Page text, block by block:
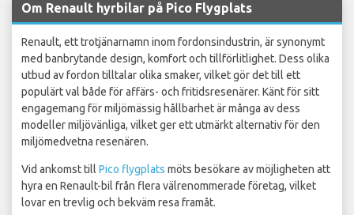
Om Renault hyrbilar på Pico Flygplats
Renault, ett trotjänarnamn inom fordonsindustrin, är synonymt
med banbrytande design, komfort och tillförlitlighet. Dess olika
utbud av fordon tilltalar olika smaker, vilket gör det till ett
populärt val både för affärs- och fritidsresenärer. Känt för sitt
engagemang för miljömässig hållbarhet är många av dess
modeller miljövänliga, vilket ger ett utmärkt alternativ för den
miljömedvetna resenären.
Vid ankomst till Pico flygplats möts besökare av möjligheten att
hyra en Renault-bil från flera välrenommerade företag, vilket
lovar en trevlig och bekväm resa framåt.